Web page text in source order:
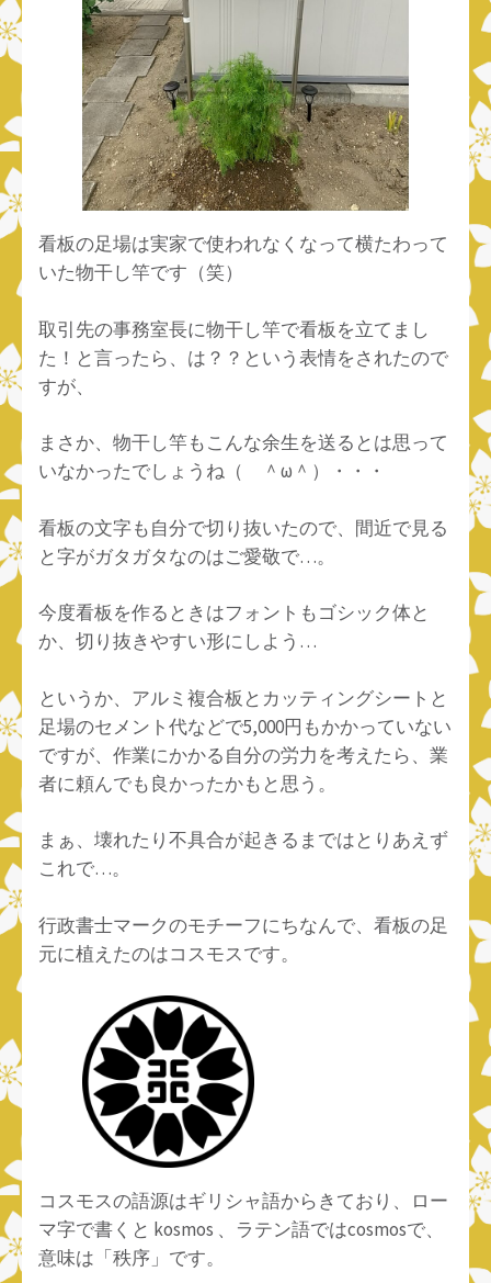
看板の足場は実家で使われなくなって横たわって
いた物干し竿です（笑）
取引先の事務室長に物干し竿で看板を立てまし
た！と言ったら、は？？という表情をされたので
すが、
まさか、物干し竿もこんな余生を送るとは思って
いなかったでしょうね（ ＾ω＾）・・・
看板の文字も自分で切り抜いたので、間近で見る
と字がガタガタなのはご愛敬で…。
今度看板を作るときはフォントもゴシック体と
か、切り抜きやすい形にしよう…
というか、アルミ複合板とカッティングシートと
足場のセメント代などで5,000円もかかっていない
ですが、作業にかかる自分の労力を考えたら、業
者に頼んでも良かったかもと思う。
まぁ、壊れたり不具合が起きるまではとりあえず
これで…。
行政書士マークのモチーフにちなんで、看板の足
元に植えたのはコスモスです。
コスモスの語源はギリシャ語からきており、ロー
マ字で書くと kosmos 、ラテン語ではcosmosで、
意味は「秩序」です。